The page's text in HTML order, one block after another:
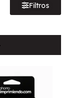
Filtros